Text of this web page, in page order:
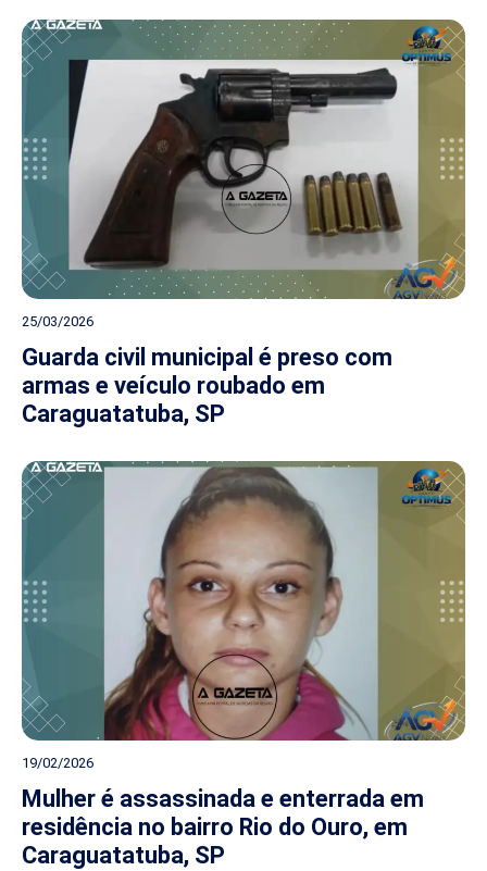
25/03/2026
Guarda civil municipal é preso com
armas e veículo roubado em
Caraguatatuba, SP
19/02/2026
Mulher é assassinada e enterrada em
residência no bairro Rio do Ouro, em
Caraguatatuba, SP